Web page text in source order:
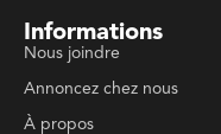
Informations
Nous joindre
Annoncez chez nous
À propos